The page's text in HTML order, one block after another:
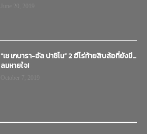
“เช เกบารา-อัล ปาชิโน” 2 ฮีโร่ท้ายสิบล้อที่ยังมี…
ลมหายใจ!